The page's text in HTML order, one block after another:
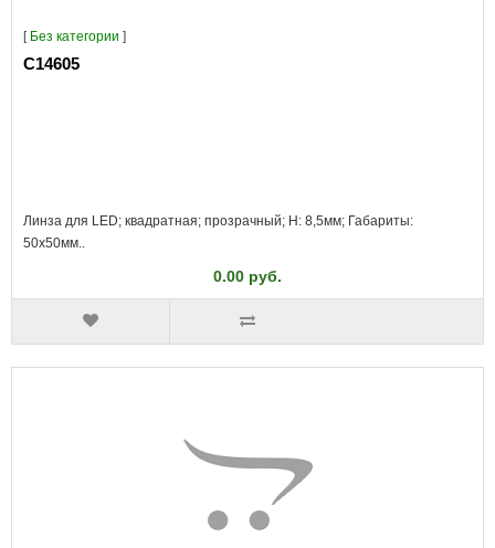
[ Без категории ]
C14605
Линза для LED; квадратная; прозрачный; H: 8,5мм; Габариты:
50x50мм..
0.00 руб.